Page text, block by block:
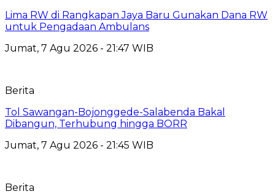
Lima RW di Rangkapan Jaya Baru Gunakan Dana RW
untuk Pengadaan Ambulans
Jumat, 7 Agu 2026 - 21:47 WIB
Berita
Tol Sawangan-Bojonggede-Salabenda Bakal
Dibangun, Terhubung hingga BORR
Jumat, 7 Agu 2026 - 21:45 WIB
Berita